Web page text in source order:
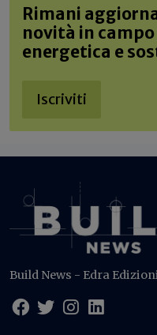
Rimani
novità in
energetica e
Iscriviti
Build News - Edra